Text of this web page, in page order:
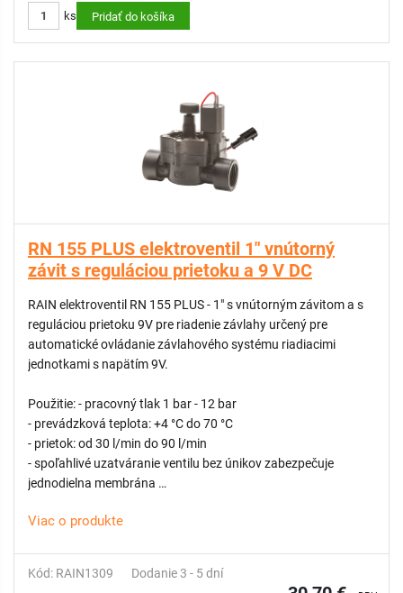
pripojenie s riadiacou jednotkou
ks Pridať do košíka
RN 155 PLUS elektroventil 1" vnútorný
závit s reguláciou prietoku a 9 V DC
RAIN elektroventil RN 155 PLUS - 1" s vnútorným závitom a s
reguláciou prietoku 9V pre riadenie závlahy určený pre
automatické ovládanie závlahového systému riadiacimi
jednotkami s napätím 9V.
Použitie: - pracovný tlak 1 bar - 12 bar
- prevádzková teplota: +4 °C do 70 °C
- prietok: od 30 l/min do 90 l/min
- spoľahlivé uzatváranie ventilu bez únikov zabezpečuje
jednodielna membrána
- membránový diferenciál z nehrdzavejúcej ocele
- odvzdušňovacia rukoväť na manuálne otváranie v rámci
Viac o produkte
Kód: RAIN1309 Dodanie 3 - 5 dní